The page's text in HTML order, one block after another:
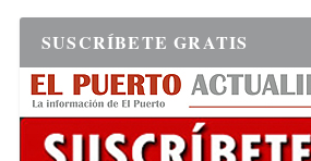
SUSCRÍBETE GRATIS